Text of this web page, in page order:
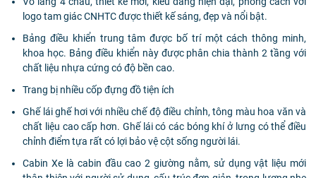
logo tam giác CNHTC được thiết kế sáng, đẹp và nổi bật.
Bảng điều khiển trung tâm được bố trí một cách thông minh,
khoa học. Bảng điều khiển này được phân chia thành 2 tầng với
chất liệu nhựa cứng có độ bền cao.
Trang bị nhiều cốp đựng đồ tiện ích
Ghế lái ghế hơi với nhiều chế độ điều chỉnh, tông màu hoa văn và
chất liệu cao cấp hơn. Ghế lái có các bóng khí ở lưng có thể điều
chỉnh điểm tựa rất có lợi bảo vệ cột sống người lái.
Cabin Xe là cabin đầu cao 2 giường nằm, sử dụng vật liệu mới